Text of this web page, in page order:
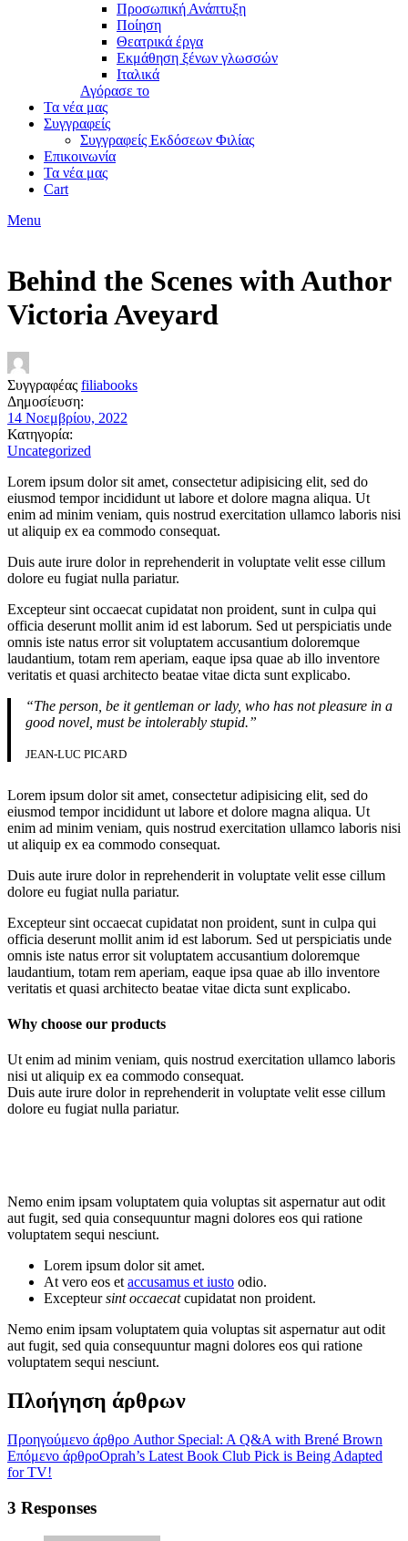
Προσωπική Ανάπτυξη
Ποίηση
Θεατρικά έργα
Εκμάθηση ξένων γλωσσών
Ιταλικά
Αγόρασε το
Τα νέα μας
Συγγραφείς
Συγγραφείς Εκδόσεων Φιλίας
Επικοινωνία
Τα νέα μας
Cart
Menu
Behind the Scenes with Author
Victoria Aveyard
Συγγραφέας filiabooks
Δημοσίευση:
14 Νοεμβρίου, 2022
Κατηγορία:
Uncategorized
Lorem ipsum dolor sit amet, consectetur adipisicing elit, sed do
eiusmod tempor incididunt ut labore et dolore magna aliqua. Ut
enim ad minim veniam, quis nostrud exercitation ullamco laboris nisi
ut aliquip ex ea commodo consequat.
Duis aute irure dolor in reprehenderit in voluptate velit esse cillum
dolore eu fugiat nulla pariatur.
Excepteur sint occaecat cupidatat non proident, sunt in culpa qui
officia deserunt mollit anim id est laborum. Sed ut perspiciatis unde
omnis iste natus error sit voluptatem accusantium doloremque
laudantium, totam rem aperiam, eaque ipsa quae ab illo inventore
veritatis et quasi architecto beatae vitae dicta sunt explicabo.
“The person, be it gentleman or lady, who has not pleasure in a
good novel, must be intolerably stupid.”
JEAN-LUC PICARD
Lorem ipsum dolor sit amet, consectetur adipisicing elit, sed do
eiusmod tempor incididunt ut labore et dolore magna aliqua. Ut
enim ad minim veniam, quis nostrud exercitation ullamco laboris nisi
ut aliquip ex ea commodo consequat.
Duis aute irure dolor in reprehenderit in voluptate velit esse cillum
dolore eu fugiat nulla pariatur.
Excepteur sint occaecat cupidatat non proident, sunt in culpa qui
officia deserunt mollit anim id est laborum. Sed ut perspiciatis unde
omnis iste natus error sit voluptatem accusantium doloremque
laudantium, totam rem aperiam, eaque ipsa quae ab illo inventore
veritatis et quasi architecto beatae vitae dicta sunt explicabo.
Why choose our products
Ut enim ad minim veniam, quis nostrud exercitation ullamco laboris
nisi ut aliquip ex ea commodo consequat.
Duis aute irure dolor in reprehenderit in voluptate velit esse cillum
dolore eu fugiat nulla pariatur.
Nemo enim ipsam voluptatem quia voluptas sit aspernatur aut odit
aut fugit, sed quia consequuntur magni dolores eos qui ratione
voluptatem sequi nesciunt.
Lorem ipsum dolor sit amet.
At vero eos etaccusamus et iusto odio.
Excepteursint occaecatcupidatat non proident.
Nemo enim ipsam voluptatem quia voluptas sit aspernatur aut odit
aut fugit, sed quia consequuntur magni dolores eos qui ratione
voluptatem sequi nesciunt.
Πλοήγηση άρθρων
Προηγούμενο άρθρο Author Special: A Q&A with Brené Brown
Επόμενο άρθροOprah’s Latest Book Club Pick is Being Adapted
for TV!
3 Responses